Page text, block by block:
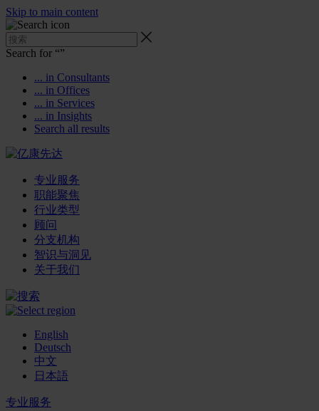
Skip to main content
Search for “”
... in Consultants
... in Offices
... in Services
... in Insights
Search all results
专业服务
职能聚焦
行业类型
顾问
分支机构
智识与洞见
关于我们
English
Deutsch
中文
日本語
专业服务